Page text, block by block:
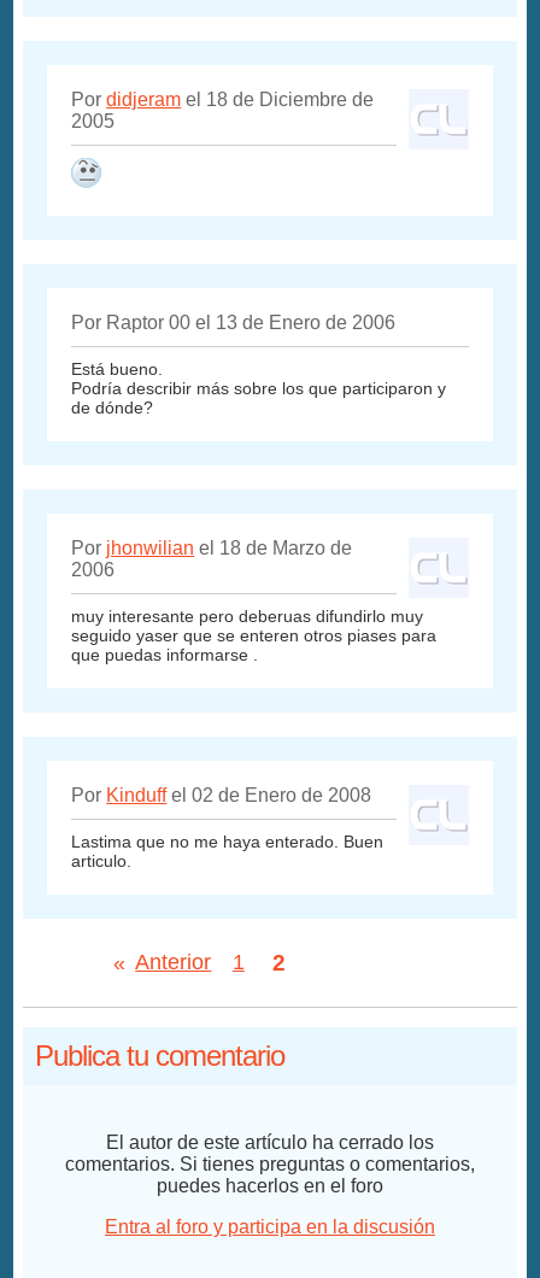
Pordidjeram el 18 de Diciembre de
2005
Por Raptor 00 el 13 de Enero de 2006
Está bueno.
Podría describir más sobre los que participaron y
de dónde?
Por jhonwilian el 18 de Marzo de
2006
muy interesante pero deberuas difundirlo muy
seguido yaser que se enteren otros piases para
que puedas informarse .
Por Kinduffel 02 de Enero de 2008
Lastima que no me haya enterado. Buen
articulo.
« Anterior 1 2
Publica tu comentario
El autor de este artículo ha cerrado los
comentarios. Si tienes preguntas o comentarios,
puedes hacerlos en el foro
Entra al foro y participa en la discusión